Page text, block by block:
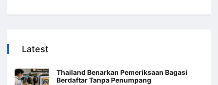
Latest
Thailand Benarkan Pemeriksaan Bagasi
Berdaftar Tanpa Penumpang